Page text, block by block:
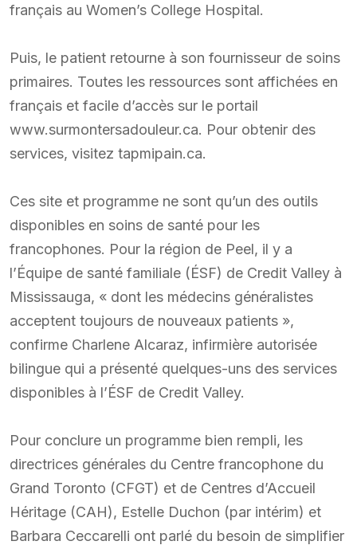
français au Women’s College Hospital.
Puis, le patient retourne à son fournisseur de soins
primaires. Toutes les ressources sont affichées en
français et facile d’accès sur le portail
www.surmontersadouleur.ca. Pour obtenir des
services, visitez tapmipain.ca.
Ces site et programme ne sont qu’un des outils
disponibles en soins de santé pour les
francophones. Pour la région de Peel, il y a
l’Équipe de santé familiale (ÉSF) de Credit Valley à
Mississauga, « dont les médecins généralistes
acceptent toujours de nouveaux patients »,
confirme Charlene Alcaraz, infirmière autorisée
bilingue qui a présenté quelques-uns des services
disponibles à l’ÉSF de Credit Valley.
Pour conclure un programme bien rempli, les
directrices générales du Centre francophone du
Grand Toronto (CFGT) et de Centres d’Accueil
Héritage (CAH), Estelle Duchon (par intérim) et
Barbara Ceccarelli ont parlé du besoin de simplifier